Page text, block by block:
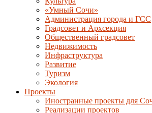
«Умный Сочи»
Администрация города и ГСС
Градсовет и Архсекция
Общественный градсовет
Недвижимость
Инфраструктура
Развитие
Туризм
Экология
Проекты
Иностранные проекты для
Реализации проектов